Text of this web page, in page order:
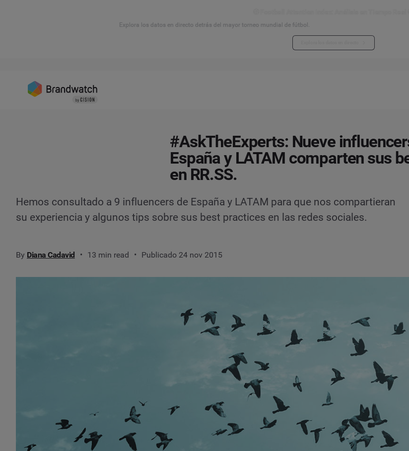
Explora los datos en directo detrás del mayor torneo mundial de fútbol.
#AskTheExperts: Nueve
España y LATAM comparten sus
en RR.SS.
Hemos consultado a 9 influencers de España y LATAM para que nos compartieran
su experiencia y algunos tips sobre sus best practices en las redes sociales.
By Diana Cadavid 13 min read Publicado 24 nov 2015